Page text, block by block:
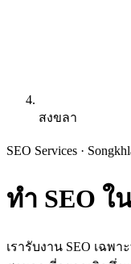
สงขลา
SEO Services ·
ทำ SEO ใ
เรารับงาน SEO เฉพ